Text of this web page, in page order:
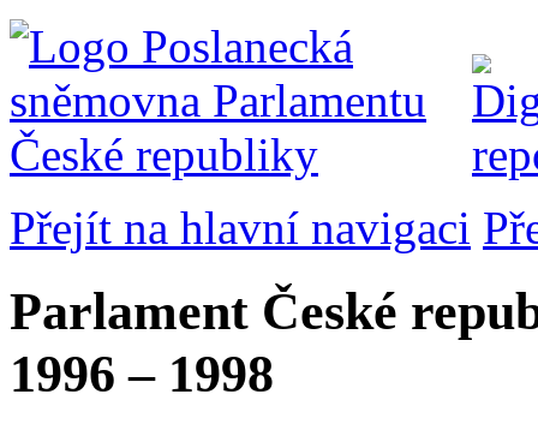
Přejít na hlavní navigaci
Parlament České
1996 – 1998